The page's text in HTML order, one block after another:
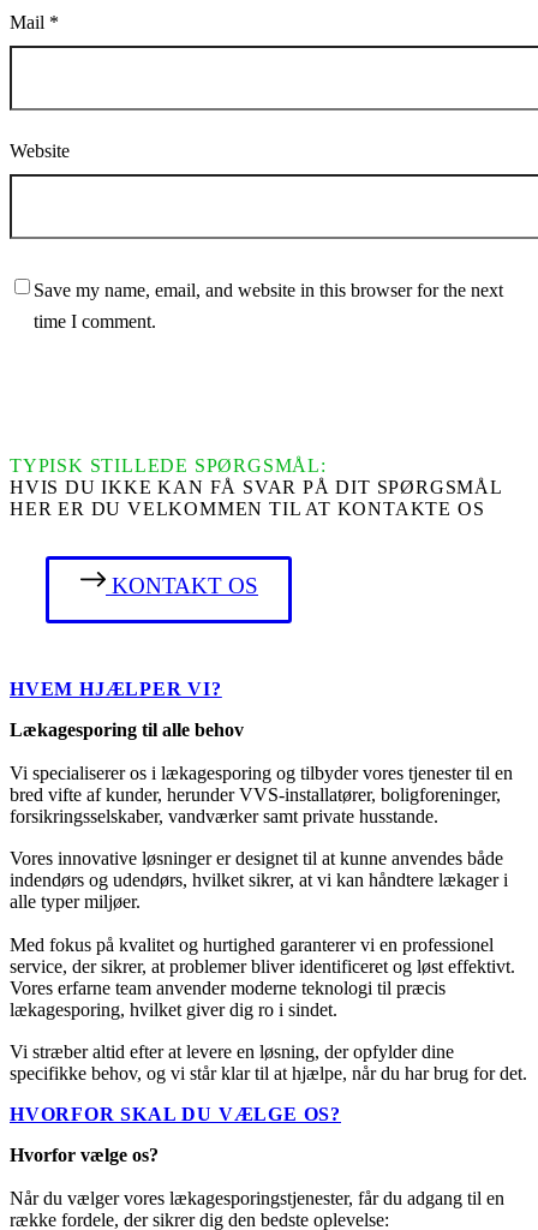
Mail *
Website
Save my name, email, and website in this browser for the next
time I comment.
TYPISK STILLEDE SPØRGSMÅL:
HVIS DU IKKE KAN FÅ SVAR PÅ DIT SPØRGSMÅL
HER ER DU VELKOMMEN TIL AT KONTAKTE OS
KONTAKT OS
HVEM HJÆLPER VI?
Lækagesporing til alle behov
Vi specialiserer os i lækagesporing og tilbyder vores tjenester til en
bred vifte af kunder, herunder VVS-installatører, boligforeninger,
forsikringsselskaber, vandværker samt private husstande.
Vores innovative løsninger er designet til at kunne anvendes både
indendørs og udendørs, hvilket sikrer, at vi kan håndtere lækager i
alle typer miljøer.
Med fokus på kvalitet og hurtighed garanterer vi en professionel
service, der sikrer, at problemer bliver identificeret og løst effektivt.
Vores erfarne team anvender moderne teknologi til præcis
lækagesporing, hvilket giver dig ro i sindet.
Vi stræber altid efter at levere en løsning, der opfylder dine
specifikke behov, og vi står klar til at hjælpe, når du har brug for det.
HVORFOR SKAL DU VÆLGE OS?
Hvorfor vælge os?
Når du vælger vores lækagesporingstjenester, får du adgang til en
række fordele, der sikrer dig den bedste oplevelse: